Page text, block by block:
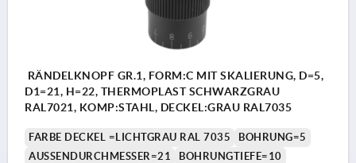
RÄNDELKNOPF GR.1, FORM:C MIT SKALIERUNG, D=5,
D1=21, H=22, THERMOPLAST SCHWARZGRAU
RAL7021, KOMP:STAHL, DECKEL:GRAU RAL7035
FARBE DECKEL =LICHTGRAU RAL 7035
BOHRUNG=5
AUSSENDURCHMESSER=21
BOHRUNGTIEFE=10